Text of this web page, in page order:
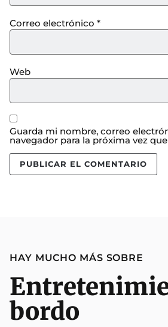
Correo electrónico *
Web
Guarda mi nombre, correo
navegador para la próxima vez
HAY MUCHO MÁS SOBRE
bordo